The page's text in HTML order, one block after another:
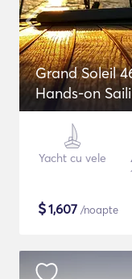
Grand Soleil
Hands-on
Yacht cu vele
$1,607 /noapte